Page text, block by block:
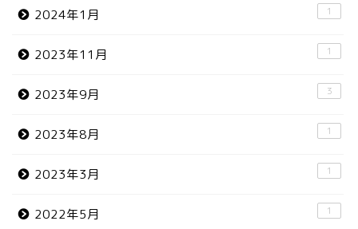
2024年1月 1
2023年11月 1
2023年9月 3
2023年8月 1
2023年3月 1
2022年5月 1